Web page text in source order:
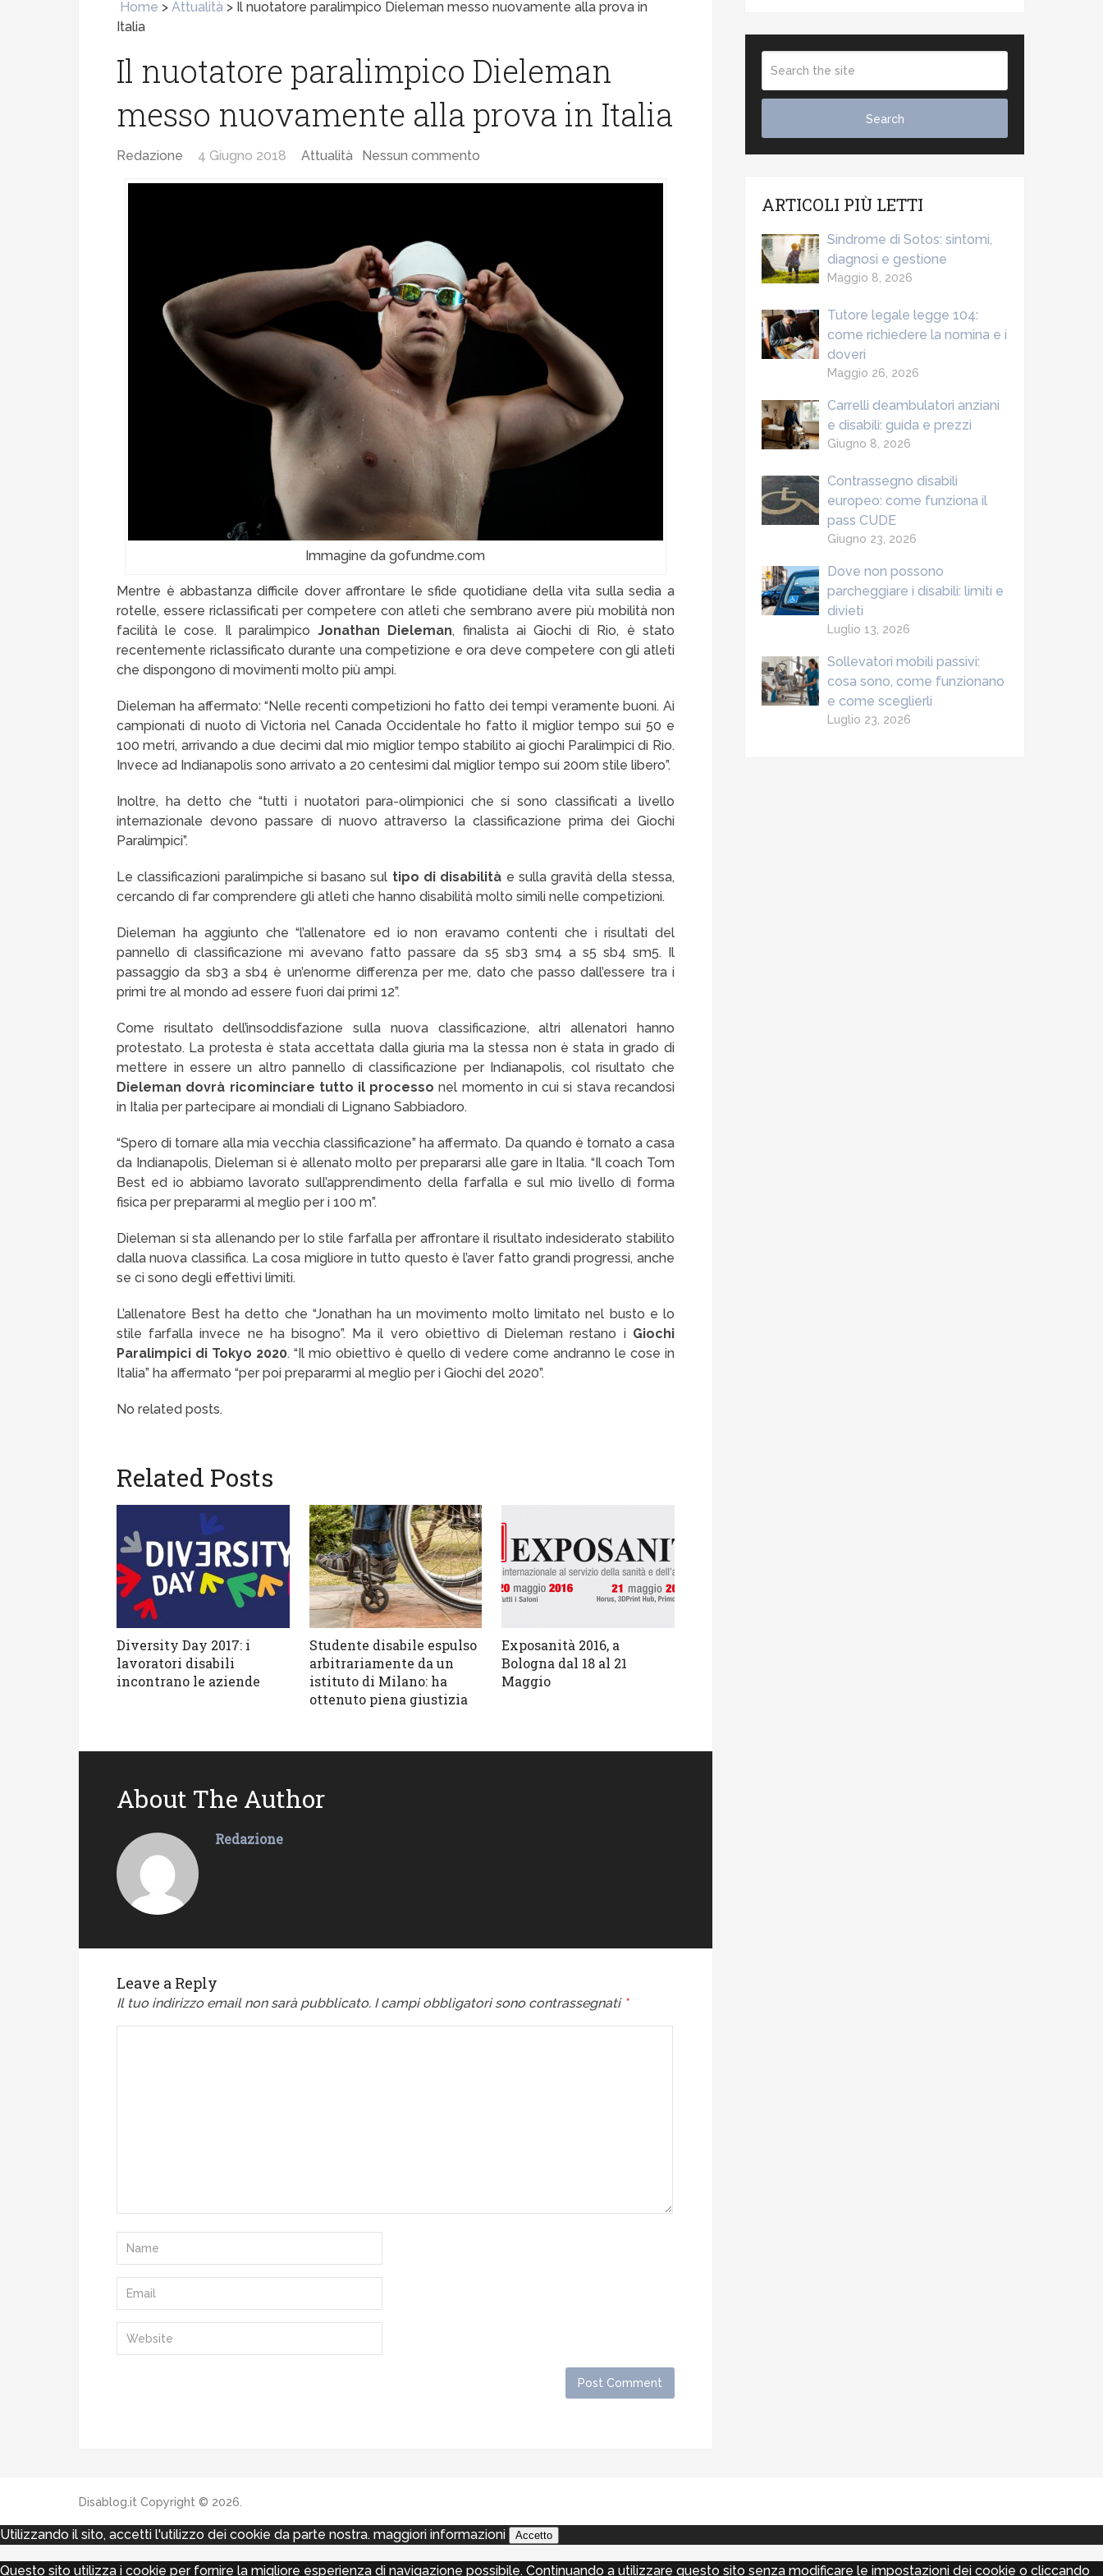
Home >Attualità > Il nuotatore paralimpico Dieleman messo nuovamente alla prova in
Italia
Il nuotatore paralimpico Dieleman
messo nuovamente alla prova in Italia
Redazione 4 Giugno 2018 Attualità Nessun commento
Immagine da gofundme.com
Mentre è abbastanza difficile dover affrontare le sfide quotidiane della vita sulla sedia a
rotelle, essere riclassificati per competere con atleti che sembrano avere più mobilità non
facilità le cose. Il paralimpicoJonathan Dieleman, finalista ai Giochi di Rio, è stato
recentemente riclassificato durante una competizione e ora deve competere con gli atleti
che dispongono di movimenti molto più ampi.
Dieleman ha affermato: “Nelle recenti competizioni ho fatto dei tempi veramente buoni. Ai
campionati di nuoto di Victoria nel Canada Occidentale ho fatto il miglior tempo sui 50 e
100 metri, arrivando a due decimi dal mio miglior tempo stabilito ai giochi Paralimpici di Rio.
Invece ad Indianapolis sono arrivato a 20 centesimi dal miglior tempo sui 200m stile libero”.
Inoltre, ha detto che “tutti i nuotatori para-olimpionici che si sono classificati a livello
internazionale devono passare di nuovo attraverso la classificazione prima dei Giochi
Paralimpici”.
Le classificazioni paralimpiche si basano sul tipo di disabilità e sulla gravità della stessa,
cercando di far comprendere gli atleti che hanno disabilità molto simili nelle competizioni.
Dieleman ha aggiunto che “l’allenatore ed io non eravamo contenti che i risultati del
pannello di classificazione mi avevano fatto passare da s5 sb3 sm4 a s5 sb4 sm5. Il
passaggio da sb3 a sb4 è un’enorme differenza per me, dato che passo dall’essere tra i
primi tre al mondo ad essere fuori dai primi 12”.
Come risultato dell’insoddisfazione sulla nuova classificazione, altri allenatori hanno
protestato. La protesta è stata accettata dalla giuria ma la stessa non è stata in grado di
mettere in essere un altro pannello di classificazione per Indianapolis, col risultato che
Dieleman dovrà ricominciare tutto il processo nel momento in cui si stava recandosi
in Italia per partecipare ai mondiali di Lignano Sabbiadoro.
“Spero di tornare alla mia vecchia classificazione” ha affermato. Da quando è tornato a casa
da Indianapolis, Dieleman si è allenato molto per prepararsi alle gare in Italia. “Il coach Tom
Best ed io abbiamo lavorato sull’apprendimento della farfalla e sul mio livello di forma
fisica per prepararmi al meglio per i 100 m”.
Dieleman si sta allenando per lo stile farfalla per affrontare il risultato indesiderato stabilito
dalla nuova classifica. La cosa migliore in tutto questo è l’aver fatto grandi progressi, anche
se ci sono degli effettivi limiti.
L’allenatore Best ha detto che “Jonathan ha un movimento molto limitato nel busto e lo
stile farfalla invece ne ha bisogno”. Ma il vero obiettivo di Dieleman restano i Giochi
Paralimpici di Tokyo 2020. “Il mio obiettivo è quello di vedere come andranno le cose in
Italia” ha affermato “per poi prepararmi al meglio per i Giochi del 2020”.
No related posts.
Related Posts
Diversity Day 2017: i
lavoratori disabili
incontrano le aziende
Studente disabile espulso
arbitrariamente da un
istituto di Milano: ha
ottenuto piena giustizia
Exposanità 2016, a
Bologna dal 18 al 21
Maggio
About The Author
Redazione
Leave a Reply
Il tuo indirizzo email non sarà pubblicato. I campi obbligatori sono contrassegnati *
ARTICOLI PIÙ LETTI
Sindrome di Sotos: sintomi,
diagnosi e gestione
Maggio 8, 2026
Tutore legale legge 104:
come richiedere la nomina e i
doveri
Maggio 26, 2026
Carrelli deambulatori anziani
e disabili: guida e prezzi
Giugno 8, 2026
Contrassegno disabili
europeo: come funziona il
pass CUDE
Giugno 23, 2026
Dove non possono
parcheggiare i disabili: limiti e
divieti
Luglio 13, 2026
Sollevatori mobili passivi:
cosa sono, come funzionano
e come sceglierli
Luglio 23, 2026
Disablog.it Copyright © 2026.
Utilizzando il sito, accetti l'utilizzo dei cookie da parte nostra. maggiori informazioni Accetto
Questo sito utilizza i cookie per fornire la migliore esperienza di navigazione possibile. Continuando a utilizzare questo sito senza modificare le impostazioni dei cookie o cliccando